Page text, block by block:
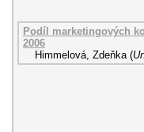
Podíl marketingových
2006
Himmelová, Zdeňka (